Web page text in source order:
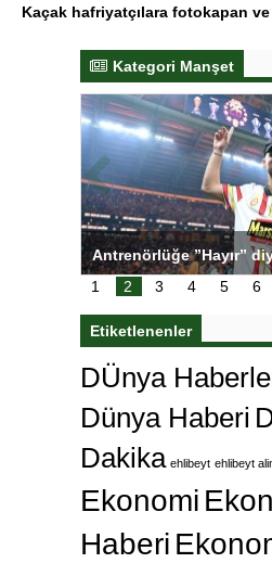
Kaçak hafriyatçılara fotokapan
Kategori Manşet
Salihli Sporcuları
1 2 3 4 5 6
Etiketlenenler
DÜnya
Dünya Haberi
Dakika ehlibeyt ehlibeyt
Ekonomi
Haberi